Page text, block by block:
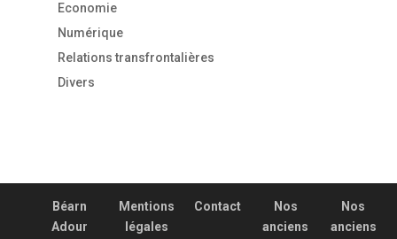
Economie
Numérique
Relations transfrontalières
Divers
Béarn
Adour
Mentions
légales
Contact
Nos
anciens
Nos
anciens